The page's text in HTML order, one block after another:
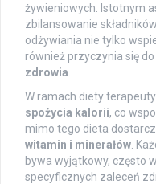
żywieniowych. Istotnym
zbilansowanie
odżywiania nie tylko
również przyczynia się do
zdrowia
W ramach diety
spożycia kalorii, co
mimo tego dieta
witamin i minerałów .
bywa wyjątkowy, często
specyficznych zaleceń